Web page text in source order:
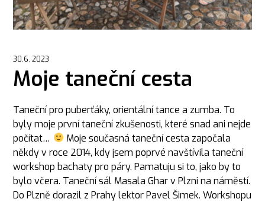
30.6. 2023
Moje taneční cesta
Taneční pro puberťáky, orientální tance a zumba. To
byly moje první taneční zkušenosti, které snad ani nejde
počítat…
Moje současná taneční cesta započala
někdy v roce 2014, kdy jsem poprvé navštívila taneční
workshop bachaty pro páry. Pamatuju si to, jako by to
bylo včera. Taneční sál Masala Ghar v Plzni na náměstí.
Do Plzně dorazil z Prahy lektor Pavel Šimek. Workshopu